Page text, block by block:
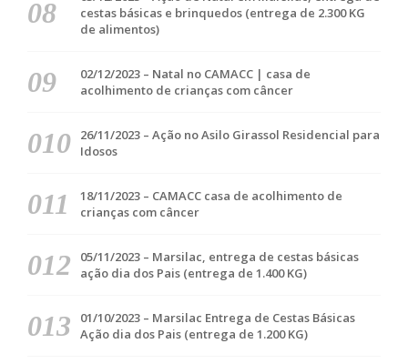
cestas básicas e brinquedos (entrega de 2.300 KG
de alimentos)
02/12/2023 – Natal no CAMACC | casa de
acolhimento de crianças com câncer
26/11/2023 – Ação no Asilo Girassol Residencial para
Idosos
18/11/2023 – CAMACC casa de acolhimento de
crianças com câncer
05/11/2023 – Marsilac, entrega de cestas básicas
ação dia dos Pais (entrega de 1.400 KG)
01/10/2023 – Marsilac Entrega de Cestas Básicas
Ação dia dos Pais (entrega de 1.200 KG)